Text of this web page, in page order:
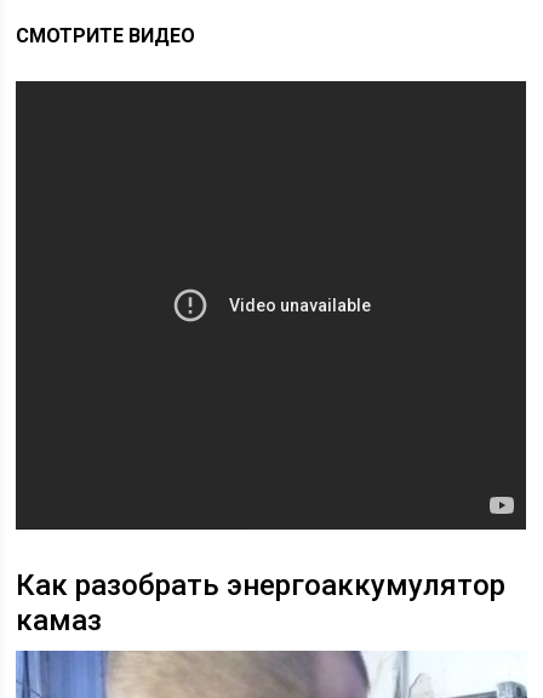
СМОТРИТЕ ВИДЕО
Как разобрать энергоаккумулятор
камаз